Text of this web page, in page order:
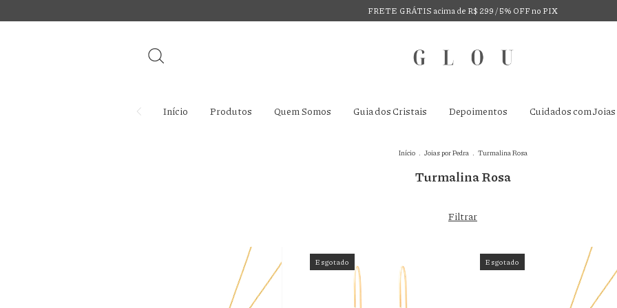
FRETE GRÁTIS acima de R$ 299 / 5% OFF no PIX
Início Produtos Quem Somos Guia dos Cristais Depoimentos Cuidados com Joias
Início . Joias por Pedra . Turmalina Rosa
Turmalina Rosa
Filtrar
Esgotado Esgotado